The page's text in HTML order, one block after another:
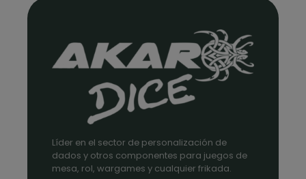
Líder en el sector de personalización de
dados y otros componentes para juegos de
mesa, rol, wargames y cualquier frikada.